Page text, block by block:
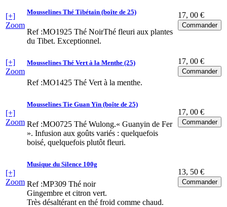
[+]
Zoom
Mousselines Thé Tibétain (boîte de 25)
Ref :MO1925 Thé NoirThé fleuri aux plantes
du Tibet. Exceptionnel.
17, 00 €
[+]
Zoom
Mousselines Thé Vert à la Menthe (25)
Ref :MO1425 Thé Vert à la menthe.
17, 00 €
[+]
Zoom
Mousselines Tie Guan Yin (boîte de 25)
Ref :MO0725 Thé Wulong.« Guanyin de Fer
». Infusion aux goûts variés : quelquefois
boisé, quelquefois plutôt fleuri.
17, 00 €
[+]
Zoom
Musique du Silence 100g
Ref :MP309 Thé noir
Gingembre et citron vert.
Très désaltérant en thé froid comme chaud.
13, 50 €